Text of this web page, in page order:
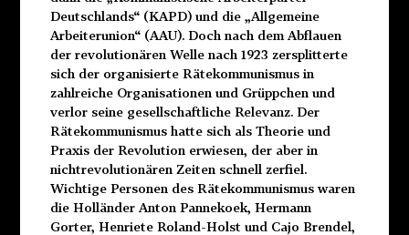
Deutschlands“ (KAPD) und die „Allgemeine
Arbeiterunion“ (AAU). Doch nach dem Abflauen
der revolutionären Welle nach 1923 zersplitterte
sich der organisierte Rätekommunismus in
zahlreiche Organisationen und Grüppchen und
verlor seine gesellschaftliche Relevanz. Der
Rätekommunismus hatte sich als Theorie und
Praxis der Revolution erwiesen, der aber in
nichtrevolutionären Zeiten schnell zerfiel.
Wichtige Personen des Rätekommunismus waren
die Holländer Anton Pannekoek, Hermann
Gorter, Henriete Roland-Holst und Cajo Brendel,